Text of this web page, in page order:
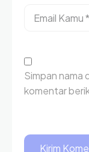
Simpan nama
komentar